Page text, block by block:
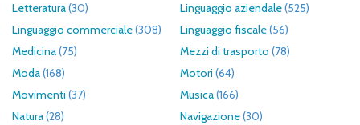
Letteratura(30) Linguaggio aziendale(525)
Linguaggio commerciale(308) Linguaggio fiscale(56)
Medicina(75) Mezzi di trasporto (78)
Moda(168) Motori (64)
Movimenti (37) Musica(166)
Natura(28) Navigazione(30)